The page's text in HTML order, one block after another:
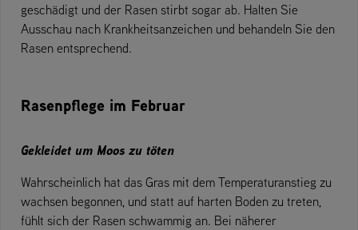
geschädigt und der Rasen stirbt sogar ab. Halten Sie
Ausschau nach Krankheitsanzeichen und behandeln Sie den
Rasen entsprechend.
Rasenpflege im Februar
Gekleidet um Moos zu töten
Wahrscheinlich hat das Gras mit dem Temperaturanstieg zu
wachsen begonnen, und statt auf harten Boden zu treten,
fühlt sich der Rasen schwammig an. Bei näherer